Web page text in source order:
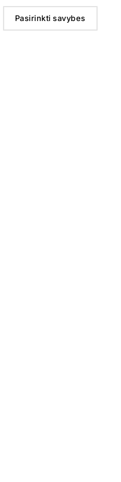
Pasirinkti savybes